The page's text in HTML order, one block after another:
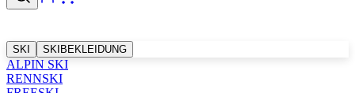
SKI SKIBEKLEIDUNG
ALPIN SKI
RENNSKI